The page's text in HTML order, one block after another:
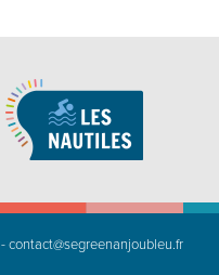
-contact@segreenanjoubleu.fr